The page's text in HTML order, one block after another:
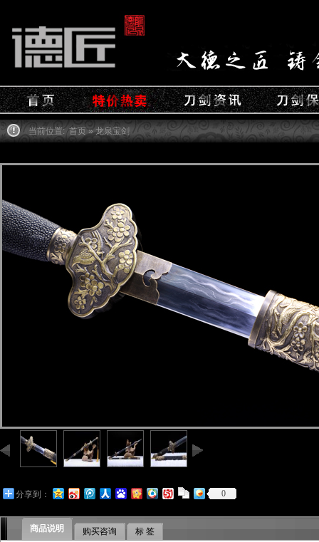
当前位置: 首页» 龙泉宝剑
分享到： 0
商品说明 购买咨询 标 签